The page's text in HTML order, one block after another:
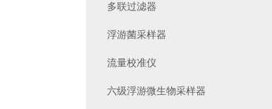
多联过滤器
浮游菌采样器
流量校准仪
六级浮游微生物采样器